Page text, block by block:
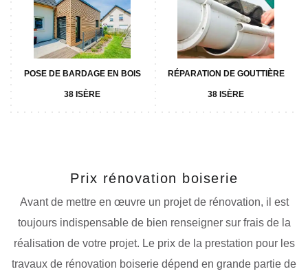
POSE DE BARDAGE EN BOIS
38 ISÈRE
RÉPARATION DE GOUTTIÈRE
38 ISÈRE
Prix rénovation boiserie
Avant de mettre en œuvre un projet de rénovation, il est
toujours indispensable de bien renseigner sur frais de la
réalisation de votre projet. Le prix de la prestation pour les
travaux de rénovation boiserie dépend en grande partie de